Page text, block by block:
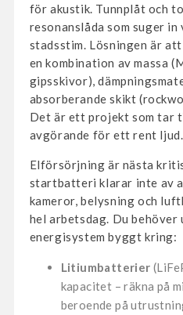
för akustik. Tunnplåt och
resonanslåda som suger
stadsstim. Lösningen är
en kombination av massa
gipsskivor),
absorberande skikt
Det är ett projekt som tar
avgörande för ett rent ljud.
Elförsörjning är nästa
startbatteri klarar inte av
kameror, belysning och
hel arbetsdag. Du behöver
energisystem byggt kring:
Litiumbatterier
kapacitet – räkna på
beroende på